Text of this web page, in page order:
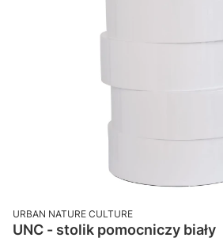
PRODUCENT
URBAN NATURE CULTURE
UNC - stolik pomocniczy biały